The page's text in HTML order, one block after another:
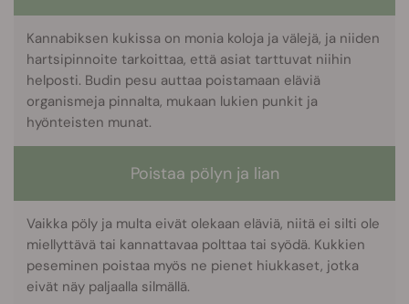
Kannabiksen kukissa on monia koloja ja välejä, ja niiden
hartsipinnoite tarkoittaa, että asiat tarttuvat niihin
helposti. Budin pesu auttaa poistamaan eläviä
organismeja pinnalta, mukaan lukien punkit ja
hyönteisten munat.
Poistaa pölyn ja lian
Vaikka pöly ja multa eivät olekaan eläviä, niitä ei silti ole
miellyttävä tai kannattavaa polttaa tai syödä. Kukkien
peseminen poistaa myös ne pienet hiukkaset, jotka
eivät näy paljaalla silmällä.